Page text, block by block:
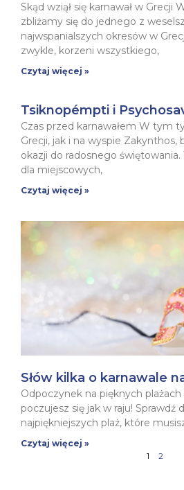
Skąd wziął się karnawał w Grecji
zbliżamy się do jednego z
najwspanialszych okresów w
zwykle, korzeni wszystkiego,
Czytaj więcej »
Tsiknopémpti i
Czas przed karnawałem W tym
Grecji, jak i na wyspie Zakynthos,
okazji do radosnego
dla miejscowych,
Czytaj więcej »
Słów kilka o karnawale
Odpoczynek na pięknych plażach
poczujesz się jak w raju! Sprawdź
najpiękniejszych plaż, które
Czytaj więcej »
1
2